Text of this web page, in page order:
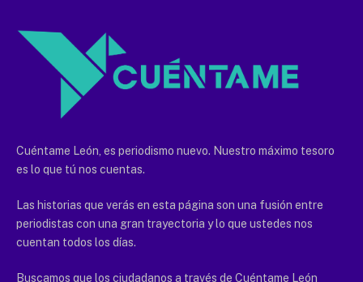
Cuéntame León, es periodismo nuevo. Nuestro máximo tesoro
es lo que tú nos cuentas.
Las historias que verás en esta página son una fusión entre
periodistas con una gran trayectoria y lo que ustedes nos
cuentan todos los días.
Buscamos que los ciudadanos a través de Cuéntame León